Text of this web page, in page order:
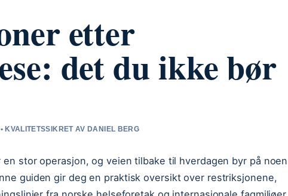
etter
det du ikke bør
KVALITETSSIKRET AV DANIEL BERG
stor operasjon, og veien tilbake til hverdagen byr på noen
guiden gir deg en praktisk oversikt over restriksjonene,